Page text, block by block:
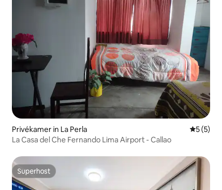
Privékamer in La Perla
5 (5)
La Casa del Che Fernando Lima Airport - Callao
Superhost
Superhost